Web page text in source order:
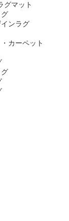
グマット
ンラグ
カーペット